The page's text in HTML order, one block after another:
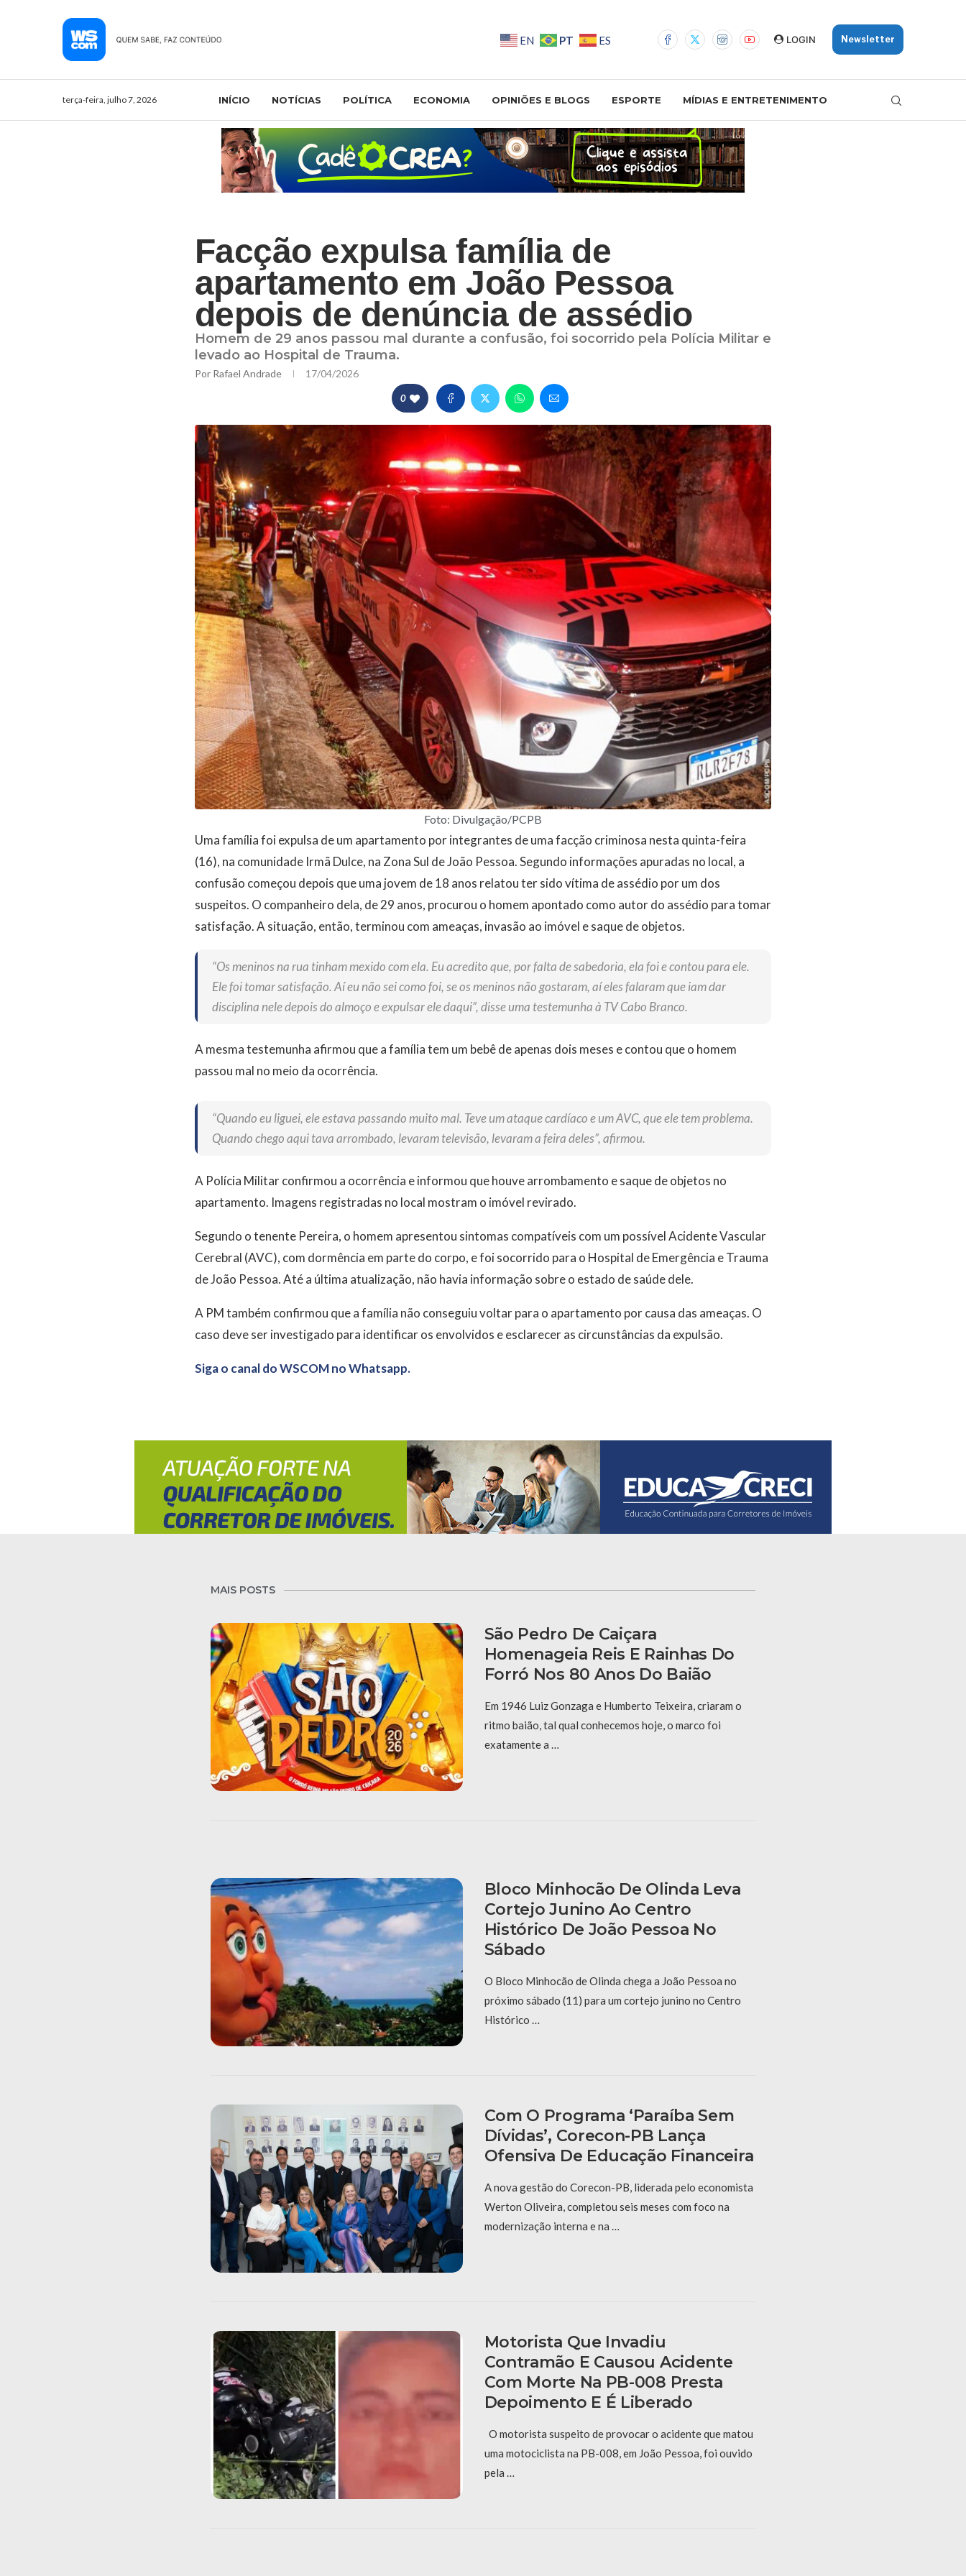
EN PT ES LOGIN Newsletter
terça-feira, julho 7, 2026 INÍCIO NOTÍCIAS POLÍTICA ECONOMIA OPINIÕES E BLOGS ESPORTE MÍDIAS E ENTRETENIMENTO
Facção expulsa família de
apartamento em João Pessoa
depois de denúncia de assédio
Homem de 29 anos passou mal durante a confusão, foi socorrido pela Polícia Militar e
levado ao Hospital de Trauma.
Por Rafael Andrade 17/04/2026
0
Foto: Divulgação/PCPB
Uma família foi expulsa de um apartamento por integrantes de uma facção criminosa nesta quinta-feira
(16), na comunidade Irmã Dulce, na Zona Sul de João Pessoa. Segundo informações apuradas no local, a
confusão começou depois que uma jovem de 18 anos relatou ter sido vítima de assédio por um dos
suspeitos. O companheiro dela, de 29 anos, procurou o homem apontado como autor do assédio para tomar
satisfação. A situação, então, terminou com ameaças, invasão ao imóvel e saque de objetos.
“Os meninos na rua tinham mexido com ela. Eu acredito que, por falta de sabedoria, ela foi e contou para ele.
Ele foi tomar satisfação. Aí eu não sei como foi, se os meninos não gostaram, aí eles falaram que iam dar
disciplina nele depois do almoço e expulsar ele daqui”, disse uma testemunha à TV Cabo Branco.
A mesma testemunha afirmou que a família tem um bebê de apenas dois meses e contou que o homem
passou mal no meio da ocorrência.
“Quando eu liguei, ele estava passando muito mal. Teve um ataque cardíaco e um AVC, que ele tem problema.
Quando chego aqui tava arrombado, levaram televisão, levaram a feira deles”, afirmou.
A Polícia Militar confirmou a ocorrência e informou que houve arrombamento e saque de objetos no
apartamento. Imagens registradas no local mostram o imóvel revirado.
Segundo o tenente Pereira, o homem apresentou sintomas compatíveis com um possível Acidente Vascular
Cerebral (AVC), com dormência em parte do corpo, e foi socorrido para o Hospital de Emergência e Trauma
de João Pessoa. Até a última atualização, não havia informação sobre o estado de saúde dele.
A PM também confirmou que a família não conseguiu voltar para o apartamento por causa das ameaças. O
caso deve ser investigado para identificar os envolvidos e esclarecer as circunstâncias da expulsão.
Siga o canal do WSCOM no Whatsapp.
MAIS POSTS
São Pedro De Caiçara
Homenageia Reis E Rainhas Do
Forró Nos 80 Anos Do Baião
Em 1946 Luiz Gonzaga e Humberto Teixeira, criaram o
ritmo baião, tal qual conhecemos hoje, o marco foi
exatamente a …
Bloco Minhocão De Olinda Leva
Cortejo Junino Ao Centro
Histórico De João Pessoa No
Sábado
O Bloco Minhocão de Olinda chega a João Pessoa no
próximo sábado (11) para um cortejo junino no Centro
Histórico …
Com O Programa ‘Paraíba Sem
Dívidas’, Corecon-PB Lança
Ofensiva De Educação Financeira
A nova gestão do Corecon-PB, liderada pelo economista
Werton Oliveira, completou seis meses com foco na
modernização interna e na …
Motorista Que Invadiu
Contramão E Causou Acidente
Com Morte Na PB-008 Presta
Depoimento E É Liberado
O motorista suspeito de provocar o acidente que matou
uma motociclista na PB-008, em João Pessoa, foi ouvido
pela …